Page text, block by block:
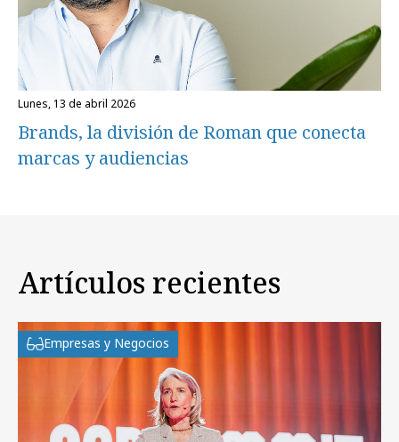
lunes, 13 de abril 2026
Brands, la división de Roman que conecta
marcas y audiencias
Artículos recientes
Empresas y Negocios